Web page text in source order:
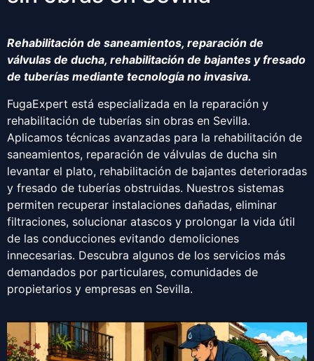
Rehabilitación de saneamientos, reparación de
válvulas de ducha, rehabilitación de bajantes y fresado
de tuberías mediante tecnología no invasiva.
FugaExpert está especializada en la reparación y
rehabilitación de tuberías sin obras en Sevilla.
Aplicamos técnicas avanzadas para la rehabilitación de
saneamientos, reparación de válvulas de ducha sin
levantar el plato, rehabilitación de bajantes deterioradas
y fresado de tuberías obstruidas. Nuestros sistemas
permiten recuperar instalaciones dañadas, eliminar
filtraciones, solucionar atascos y prolongar la vida útil
de las conducciones evitando demoliciones
innecesarias. Descubra algunos de los servicios más
demandados por particulares, comunidades de
propietarios y empresas en Sevilla.